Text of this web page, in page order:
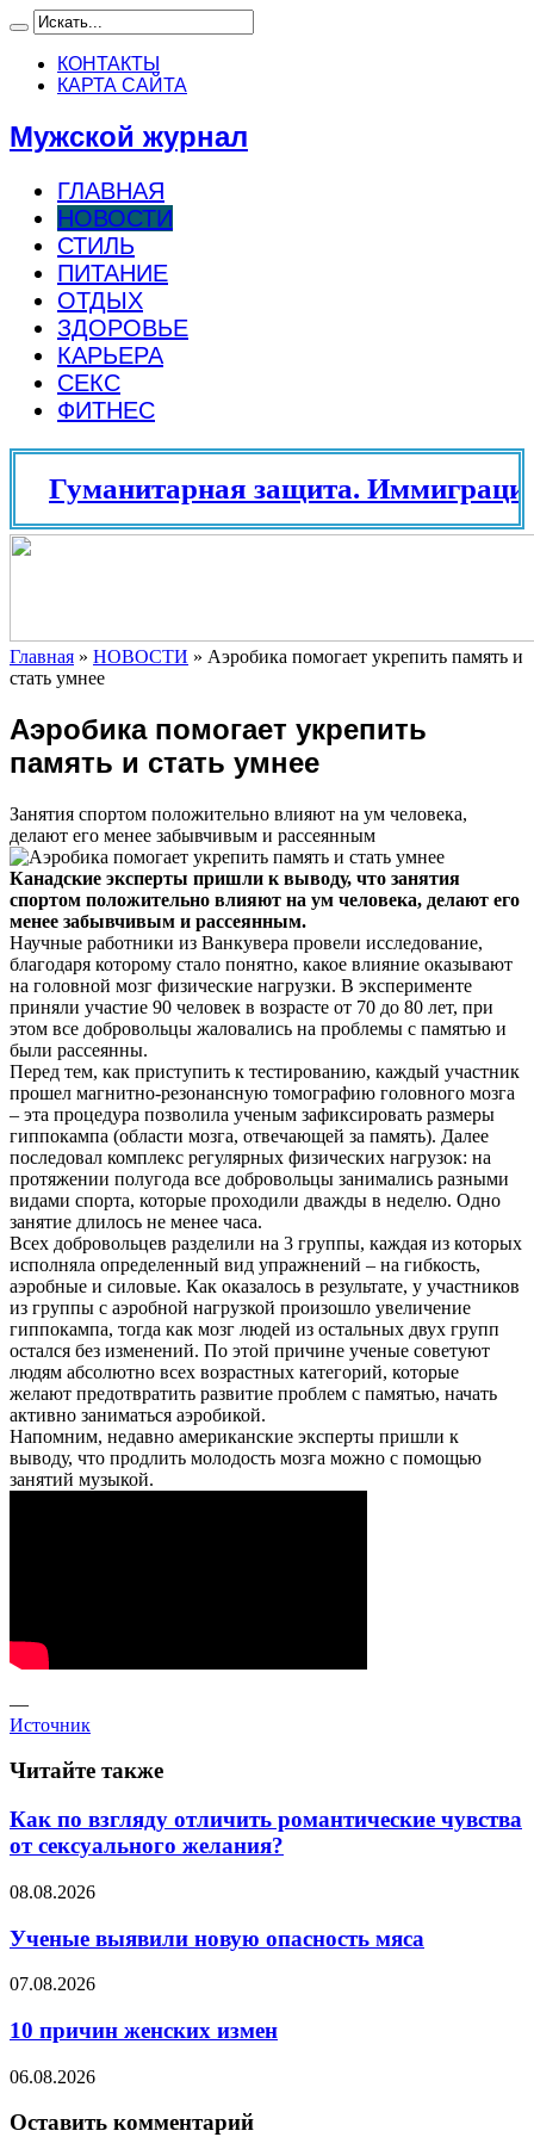
КОНТАКТЫ
КАРТА САЙТА
Мужской журнал
ГЛАВНАЯ
НОВОСТИ
СТИЛЬ
ПИТАНИЕ
ОТДЫХ
ЗДОРОВЬЕ
КАРЬЕРА
СЕКС
ФИТНЕС
Гуманитарная защита.
Главная » НОВОСТИ » Аэробика помогает укрепить память и
стать умнее
Аэробика помогает укрепить
память и стать умнее
Занятия спортом положительно влияют на ум человека,
делают его менее забывчивым и рассеянным
Канадские эксперты пришли к выводу, что занятия
спортом положительно влияют на ум человека, делают его
менее забывчивым и рассеянным.
Научные работники из Ванкувера провели исследование,
благодаря которому стало понятно, какое влияние оказывают
на головной мозг физические нагрузки. В эксперименте
приняли участие 90 человек в возрасте от 70 до 80 лет, при
этом все добровольцы жаловались на проблемы с памятью и
были рассеянны.
Перед тем, как приступить к тестированию, каждый участник
прошел магнитно-резонансную томографию головного мозга
– эта процедура позволила ученым зафиксировать размеры
гиппокампа (области мозга, отвечающей за память). Далее
последовал комплекс регулярных физических нагрузок: на
протяжении полугода все добровольцы занимались разными
видами спорта, которые проходили дважды в неделю. Одно
занятие длилось не менее часа.
Всех добровольцев разделили на 3 группы, каждая из которых
исполняла определенный вид упражнений – на гибкость,
аэробные и силовые. Как оказалось в результате, у участников
из группы с аэробной нагрузкой произошло увеличение
гиппокампа, тогда как мозг людей из остальных двух групп
остался без изменений. По этой причине ученые советуют
людям абсолютно всех возрастных категорий, которые
желают предотвратить развитие проблем с памятью, начать
активно заниматься аэробикой.
Напомним, недавно американские эксперты пришли к
выводу, что продлить молодость мозга можно с помощью
занятий музыкой.
—
Источник
Читайте также
Как по взгляду отличить романтические чувства
от сексуального желания?
08.08.2026
Ученые выявили новую опасность мяса
07.08.2026
10 причин женских измен
06.08.2026
Оставить комментарий